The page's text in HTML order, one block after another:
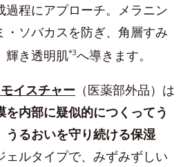
過程にアプローチ。メラニン
・ソバカスを防ぎ、角層すみ
輝き透明肌*3へ導きます。
イスチャー （医薬部外品）は
を内部に疑似的につくってう
うるおいを守り続ける保湿
ェルタイプで、みずみずしい